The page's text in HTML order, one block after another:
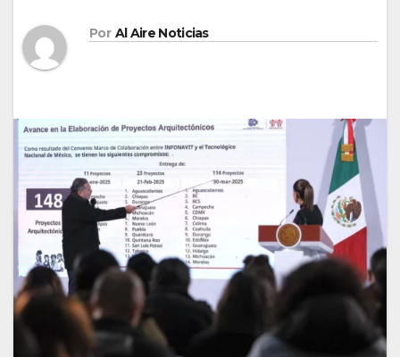
Por Al Aire Noticias